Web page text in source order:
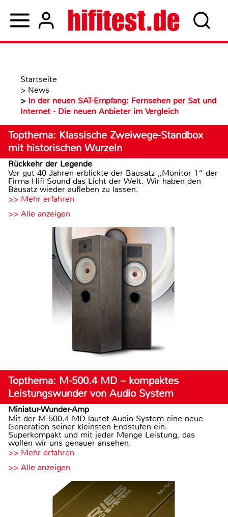
Startseite
> News
> In der neuen SAT-Empfang: Fernsehen per Sat und
Internet - Die neuen Anbieter im Vergleich
Topthema: Klassische Zweiwege-Standbox
mit historischen Wurzeln
Rückkehr der Legende
Vor gut 40 Jahren erblickte der Bausatz „Monitor 1“ der
Firma Hifi Sound das Licht der Welt. Wir haben den
Bausatz wieder aufleben zu lassen.
>> Mehr erfahren
>> Alle anzeigen
Topthema: M-500.4 MD – kompaktes
Leistungswunder von Audio System
Miniatur-Wunder-Amp
Mit der M-500.4 MD läutet Audio System eine neue
Generation seiner kleinsten Endstufen ein.
Superkompakt und mit jeder Menge Leistung, das
wollen wir uns genauer ansehen.
>> Mehr erfahren
>> Alle anzeigen